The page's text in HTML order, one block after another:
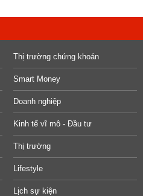
Thị trường chứng khoán
Smart Money
Doanh nghiệp
Kinh tế vĩ mô - Đầu tư
Thị trường
Lifestyle
Lịch sự kiện